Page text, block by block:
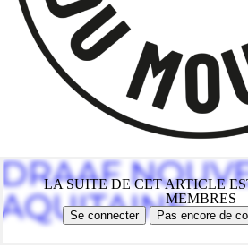
LA SUITE DE CET ARTICLE
MEMBRES
Se connecter Pas encore de
DRAAF
AQUITAINE